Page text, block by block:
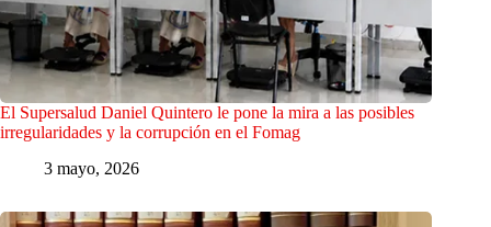
El Supersalud Daniel Quintero le pone la mira a las posibles
irregularidades y la corrupción en el Fomag
3 mayo, 2026